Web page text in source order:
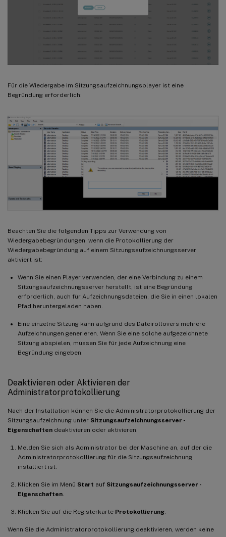
Für die Wiedergabe im Sitzungsaufzeichnungsplayer ist eine
Begründung erforderlich:
Beachten Sie die folgenden Tipps zur Verwendung von
Wiedergabebegründungen, wenn die Protokollierung der
Wiedergabebegründung auf einem Sitzungsaufzeichnungsserver
aktiviert ist:
Wenn Sie einen Player verwenden, der eine Verbindung zu einem
Sitzungsaufzeichnungsserver herstellt, ist eine Begründung
erforderlich, auch für Aufzeichnungsdateien, die Sie in einen lokalen
Pfad heruntergeladen haben.
Eine einzelne Sitzung kann aufgrund des Dateirollovers mehrere
Aufzeichnungen generieren. Wenn Sie eine solche aufgezeichnete
Sitzung abspielen, müssen Sie für jede Aufzeichnung eine
Begründung eingeben.
Deaktivieren oder Aktivieren der
Administratorprotokollierung
Nach der Installation können Sie die Administratorprotokollierung der
Sitzungsaufzeichnung unter Sitzungsaufzeichnungsserver -
Eigenschaften deaktivieren oder aktivieren.
Melden Sie sich als Administrator bei der Maschine an, auf der die
Administratorprotokollierung für die Sitzungsaufzeichnung
installiert ist.
Klicken Sie im Menü Start auf Sitzungsaufzeichnungsserver -
Eigenschaften
Klicken Sie auf die Registerkarte Protokollierung
Wenn Sie die Administratorprotokollierung deaktivieren, werden keine